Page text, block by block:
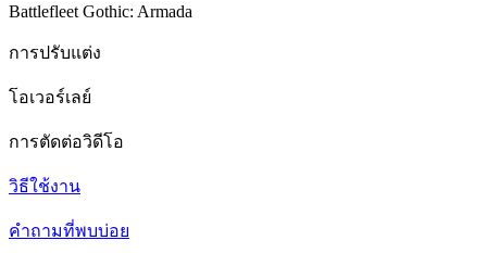
Battlefleet Gothic: Armada
การปรับแต่ง
โอเวอร์เลย์
การตัดต่อวิดีโอ
วิธีใช้งาน
คำถามที่พบบ่อย